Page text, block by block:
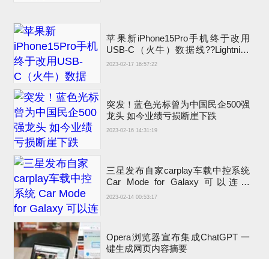
苹果新iPhone15Pro手机终于改用
USB-C（火牛）数据线??Lightning
充电接口退出
2023-02-17 16:57:22
突发！蓝色光标曾为中国民企500强
龙头 如今业绩亏损断崖下跌
2023-02-16 14:31:19
三星发布自家carplay车载中控系统
Car Mode for Galaxy 可以连接
carplay吗？
2023-02-14 00:53:17
Opera浏览器宣布集成ChatGPT 一
键生成网页内容摘要